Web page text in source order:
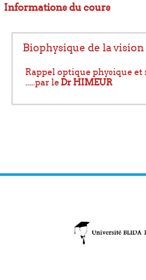
Informations du cours
Biophysique de la vision
Rappel optique physique et
.....par le Dr HIMEUR